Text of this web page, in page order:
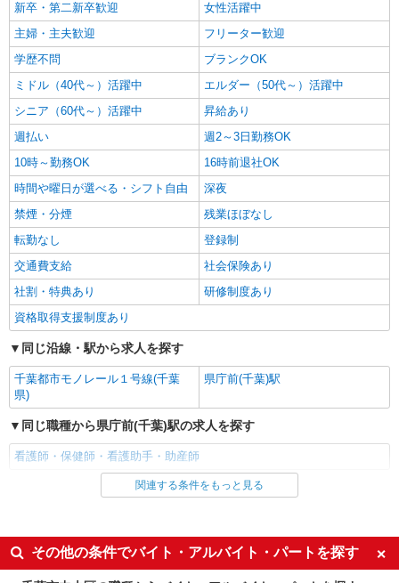
病院内の補助staff
時給1500円 ◆前払い・日払い・週払いOK
千葉県千葉市中央区
キープ 詳細を見る
派遣社員
株式会社kotrio /●CB-H-1983162
千葉寺駅｜看護師さんのサポートスタッフ募集
♪医療行為なし
時給1500円〜2250円 ＜日払い有/週払い有/交
通費全支給(ガソリン代含む)＞
千葉市中央区｜最寄り駅≪千葉寺≫
キープ 詳細を見る
派遣社員
株式会社トラストグロース 新宿本社 第1営業部
特別養護老人ホームでの看護師
る
千葉県千葉市中央区
キープ 詳細を見る
蘇我駅＊病院の看護助手│残業ほぼなし！経験
新卒・第二新卒歓迎
女性活躍中
主婦・主夫歓迎
フリーター歓迎
学歴不問
ブランクOK
ミドル（40代～）活躍中
エルダー（50代～）活躍中
シニア（60代～）活躍中
昇給あり
週払い
週2～3日勤務OK
10時～勤務OK
16時前退社OK
時間や曜日が選べる・シフト自由
深夜
禁煙・分煙
残業ほぼなし
転勤なし
登録制
交通費支給
社会保険あり
社割・特典あり
研修制度あり
資格取得支援制度あり
同じ沿線・駅から求人を探す
千葉都市モノレール１号線(千葉
県)
県庁前(千葉)駅
同じ職種から県庁前(千葉)駅の求人を探す
看護師・保健師・看護助手・助産師
同じ雇用形態から県庁前(千葉)駅の求人を探す
派遣社員
同じ特徴から県庁前(千葉)駅の求人を探す
関連する条件をもっと見る
その他の条件でバイト・アルバイト・パートを探す